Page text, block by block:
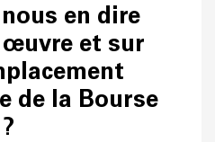
en dire
et sur
de la Bourse